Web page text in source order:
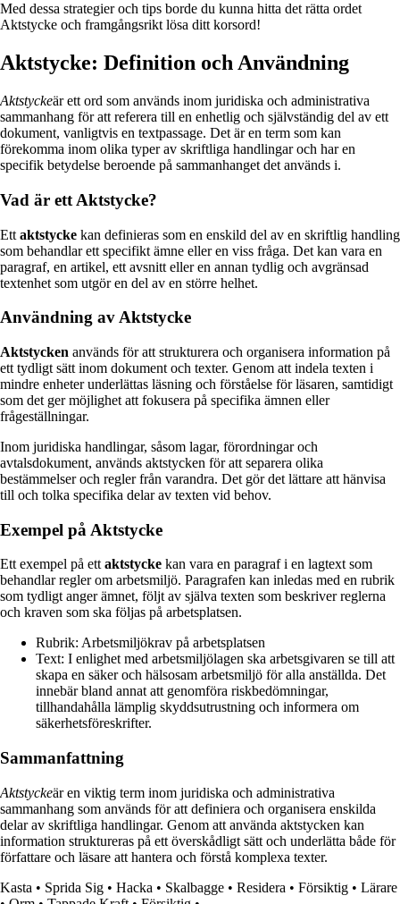
Med dessa strategier och tips borde du kunna hitta det rätta ordet
Aktstycke och framgångsrikt lösa ditt korsord!
Aktstycke: Definition och Användning
Aktstyckeär ett ord som används inom juridiska och administrativa
sammanhang för att referera till en enhetlig och självständig del av ett
dokument, vanligtvis en textpassage. Det är en term som kan
förekomma inom olika typer av skriftliga handlingar och har en
specifik betydelse beroende på sammanhanget det används i.
Vad är ett Aktstycke?
Ett aktstycke kan definieras som en enskild del av en skriftlig handling
som behandlar ett specifikt ämne eller en viss fråga. Det kan vara en
paragraf, en artikel, ett avsnitt eller en annan tydlig och avgränsad
textenhet som utgör en del av en större helhet.
Användning av Aktstycke
Aktstycken används för att strukturera och organisera information på
ett tydligt sätt inom dokument och texter. Genom att indela texten i
mindre enheter underlättas läsning och förståelse för läsaren, samtidigt
som det ger möjlighet att fokusera på specifika ämnen eller
frågeställningar.
Inom juridiska handlingar, såsom lagar, förordningar och
avtalsdokument, används aktstycken för att separera olika
bestämmelser och regler från varandra. Det gör det lättare att hänvisa
till och tolka specifika delar av texten vid behov.
Exempel på Aktstycke
Ett exempel på ettaktstycke kan vara en paragraf i en lagtext som
behandlar regler om arbetsmiljö. Paragrafen kan inledas med en rubrik
som tydligt anger ämnet, följt av själva texten som beskriver reglerna
och kraven som ska följas på arbetsplatsen.
Rubrik: Arbetsmiljökrav på arbetsplatsen
Text: I enlighet med arbetsmiljölagen ska arbetsgivaren se till att
skapa en säker och hälsosam arbetsmiljö för alla anställda. Det
innebär bland annat att genomföra riskbedömningar,
tillhandahålla lämplig skyddsutrustning och informera om
säkerhetsföreskrifter.
Sammanfattning
Aktstyckeär en viktig term inom juridiska och administrativa
sammanhang som används för att definiera och organisera enskilda
delar av skriftliga handlingar. Genom att använda aktstycken kan
information struktureras på ett överskådligt sätt och underlätta både för
författare och läsare att hantera och förstå komplexa texter.
Kasta • Sprida Sig • Hacka • Skalbagge • Residera • Försiktig • Lärare